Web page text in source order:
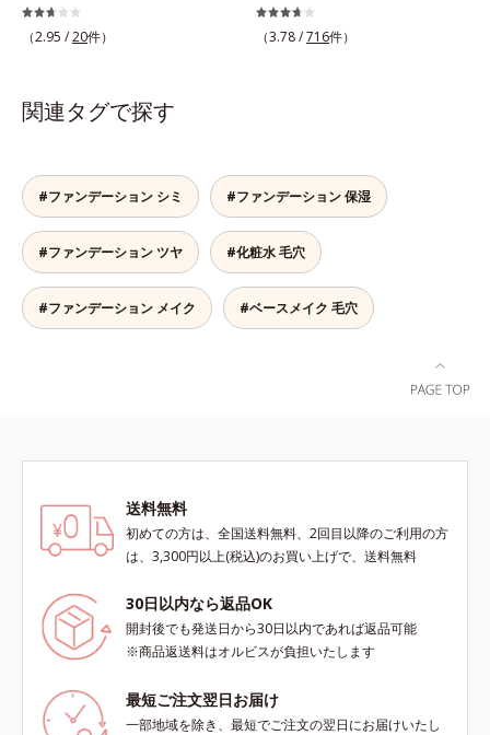
(*2)するスキンコンディショニング
セラム設計(*3)を採用。肌に触れた
ン、酸化鉄、ステアロイルグルタミ
ン酸2Na）配合＝自然な仕上がりで
肌悩みをカバーする粉体*2 角層ま
で*3 肌のキメを整え、粉体を密着
させる設計のこと
と、ファンデーションを塗っていい
か悩むもの。とはいえ、素肌のまま
れしやすい、ニキビができやすい人
こそ、肌負担が少ない低刺激設計の
ー ファンデーション」は紫外線吸
収剤不使用のうえ、敏感肌対象パッ
チテスト済(*2)、ノンコメドジェニ
ックテスト済(*3)で、とことん肌の
ことを考えた設計。さらに美容成分
に包まれた水分保持力の高い粉体や
和漢植物由来成分をはじめとした、
がおきないというわけではありませ
のもと）ができないというわけでは
ありません。
（2.95 /20件）
外線を強力カットしながら、さらさ
ら美肌が10時間(*)続くリキッドフ
の粉体を採用したことで、より多く
均一に光を拡散することを実現。毛
穴やシミの目立ちにくい“ほのツヤ
美肌”に仕上げます。ウォータープ
ルーフテスト済で、アウトドアにも
おすすめです。* 10時間化粧持ちデ
ータ取得済（当社調べ）効果には個
（3.78 /716件）
関連タグで探す
#ファンデーション シミ #ファンデーション 保湿
#ファンデーション ツヤ #化粧水 毛穴
#ファンデーション メイク #ベースメイク 毛穴
送料無料
初めての方は、全国送料無料、2回目以降のご利用の方
は、3,300円以上(税込)のお買い上げで、送料無料
30日以内なら返品OK
開封後でも発送日から30日以内であれば返品可能
※商品返送料はオルビスが負担いたします
最短ご注文翌日お届け
一部地域を除き、最短でご注文の翌日にお届けいたし